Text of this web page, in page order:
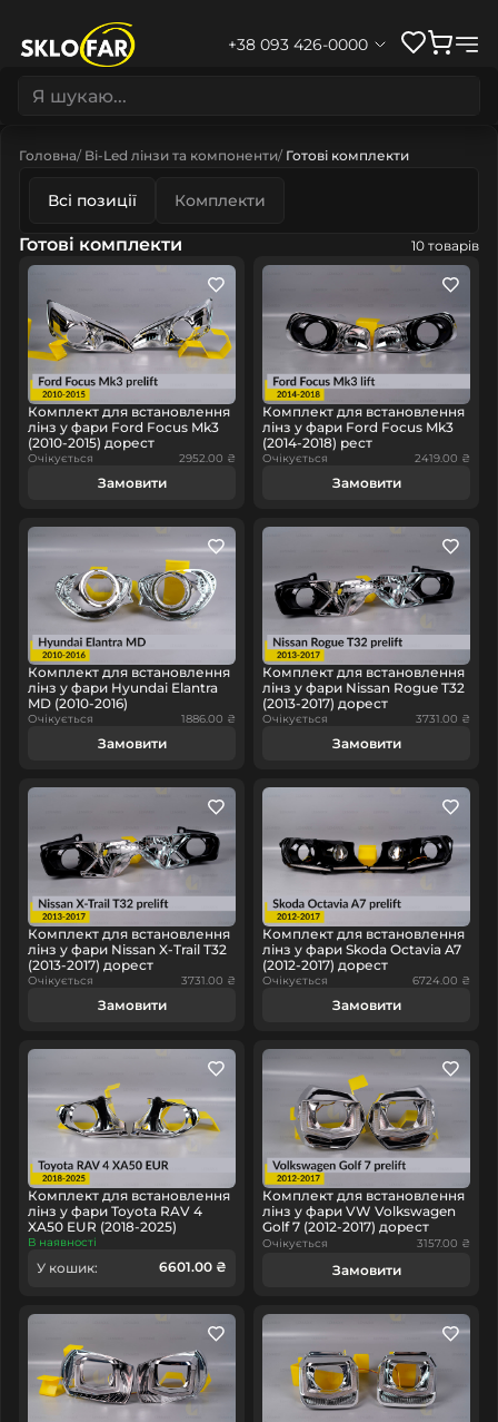
+38 093 426-0000
Головна Bi-Led лінзи та компоненти Готові комплекти
Всі позиції Комплекти
Готові комплекти 10 товарів
Комплект для встановлення
лінз у фари Ford Focus Mk3
(2010-2015) дорест
Очікується 2952.00 ₴
Замовити
Комплект для встановлення
лінз у фари Ford Focus Mk3
(2014-2018) рест
Очікується 2419.00 ₴
Замовити
Комплект для встановлення
лінз у фари Hyundai Elantra
MD (2010-2016)
Очікується 1886.00 ₴
Замовити
Комплект для встановлення
лінз у фари Nissan Rogue T32
(2013-2017) дорест
Очікується 3731.00 ₴
Замовити
Комплект для встановлення
лінз у фари Nissan X-Trail T32
(2013-2017) дорест
Очікується 3731.00 ₴
Замовити
Комплект для встановлення
лінз у фари Skoda Octavia A7
(2012-2017) дорест
Очікується 6724.00 ₴
Замовити
Комплект для встановлення
лінз у фари Toyota RAV 4
XA50 EUR (2018-2025)
В наявності
У кошик: 6601.00 ₴
Комплект для встановлення
лінз у фари VW Volkswagen
Golf 7 (2012-2017) дорест
Очікується 3157.00 ₴
Замовити